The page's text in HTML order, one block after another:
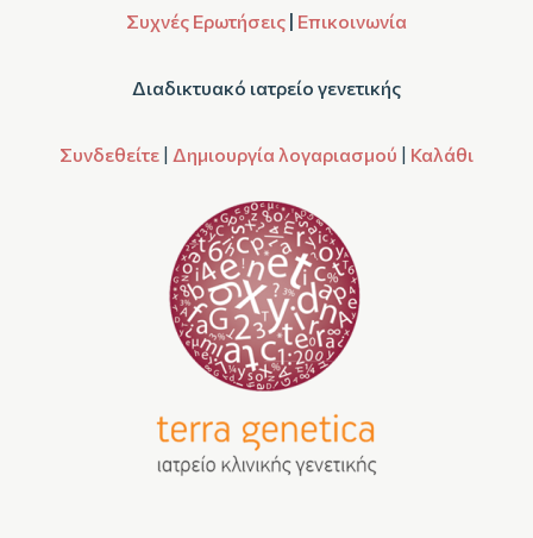
Συχνές Ερωτήσεις | Επικοινωνία
Διαδικτυακό ιατρείο γενετικής
Συνδεθείτε | Δημιουργία λογαριασμού | Καλάθι